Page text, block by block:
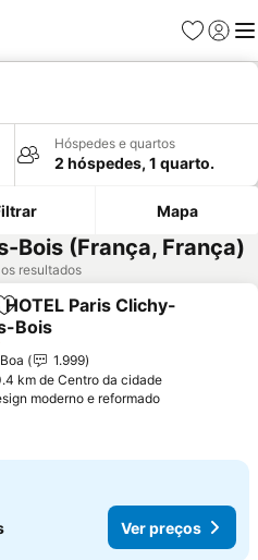
Favoritos
Iniciar
Hóspedes e quartos
2 hóspedes, 1 quarto.
Mapa
Bois (França, França)
resultados
Adicionar aos favoritos
HOTEL Paris Clichy-
Bois
Boa
1.999
km de Centro da cidade
moderno e reformado
Ver preços